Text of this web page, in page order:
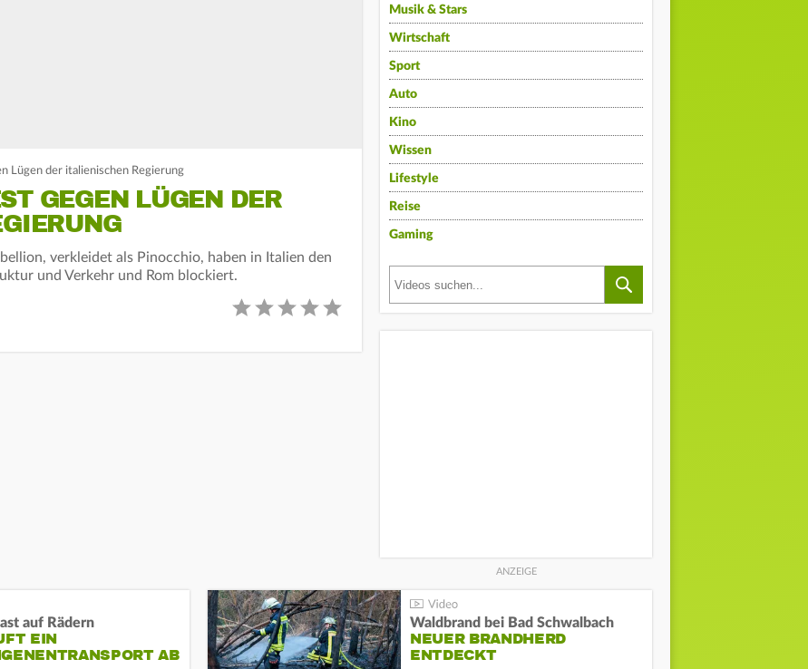
Lügen der italienischen Regierung
GEGEN LÜGEN DER
verkleidet als Pinocchio, haben in Italien den
und Verkehr und Rom blockiert.
Musik & Stars
Wirtschaft
Sport
Auto
Kino
Wissen
Lifestyle
Reise
Gaming
auf Rädern
EIN
AB
Waldbrand bei Bad Schwalbach
NEUER BRANDHERD
ENTDECKT